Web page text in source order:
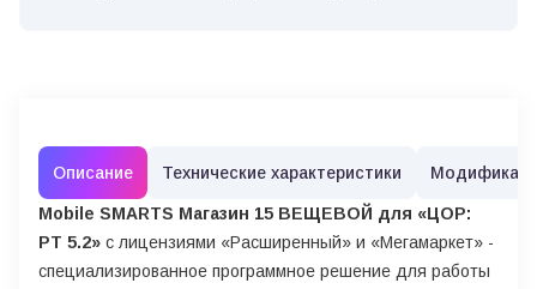
Описание Технические характеристики
Mobile SMARTS Магазин 15 ВЕЩЕВОЙ для «ЦОР:
РТ 5.2» с лицензиями «Расширенный» и «Мегамаркет» -
специализированное программное решение для работы